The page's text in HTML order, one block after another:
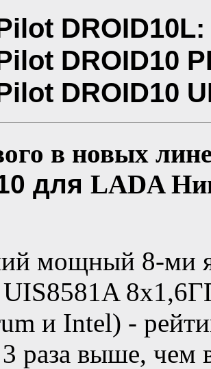
DROID10
DROID10
в новых
для LADA
мощный 8-ми
и Intel) -
раза выше,